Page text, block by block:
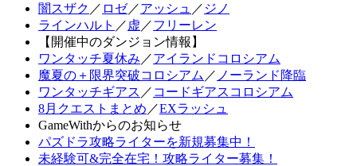
闇スザク ／ ロゼ／アッシュ ／ ジノ
ラインハルト ／ 虚 ／フリーレン
【開催中のダンジョン情報】
ワンタッチ夏休み ／アイランドコロシアム
魔夏の＋限界突破コロシアム ／ ノーランド降臨
ワンタッチギアス ／ コードギアスコロシアム
8月クエストまとめ ／EXラッシュ
GameWithからのお知らせ
パズドラ攻略ライターを新規募集中！
未経験可&完全在宅！攻略ライター募集！